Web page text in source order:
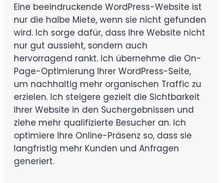
Eine beeindruckende WordPress-Website ist
nur die halbe Miete, wenn sie nicht gefunden
wird. Ich sorge dafür, dass Ihre Website nicht
nur gut aussieht, sondern auch
hervorragend rankt. Ich übernehme die On-
Page-Optimierung Ihrer WordPress-Seite,
um nachhaltig mehr organischen Traffic zu
erzielen. Ich steigere gezielt die Sichtbarkeit
Ihrer Website in den Suchergebnissen und
ziehe mehr qualifizierte Besucher an. Ich
optimiere Ihre Online-Präsenz so, dass sie
langfristig mehr Kunden und Anfragen
generiert.